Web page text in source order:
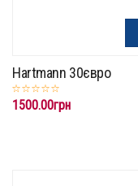
Hartmann 30євро
1500.00грн